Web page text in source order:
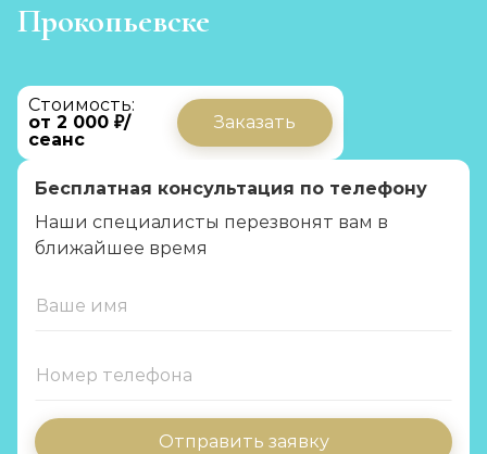
Прокопьевске
Стоимость:
от 2 000 ₽/
сеанс
Заказать
Бесплатная консультация по телефону
Наши специалисты перезвонят вам в
ближайшее время
Отправить заявку